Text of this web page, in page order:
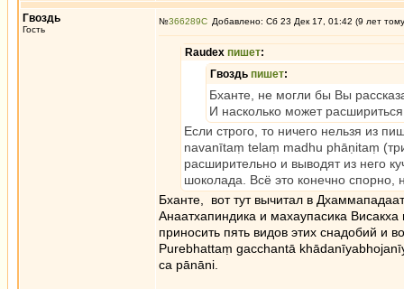
Гвоздь
Гость
№366289 Добавлено: Сб 23 Дек 17, 01:42 (9 лет
Raudex пишет:
Гвоздь пишет:
Бханте, не могли бы Вы
И насколько может
Если строго, то ничего нельзя из
navanītaṃ telaṃ madhu phāṇitaṃ
расширительно и выводят из него
шоколада. Всё это конечно спорно,
Бханте, вот тут вычитал в
Анаатхапиндика и махаупасика
приносить пять видов этих снадобий и
Purebhattaṃ gacchantā
ca pānāni.